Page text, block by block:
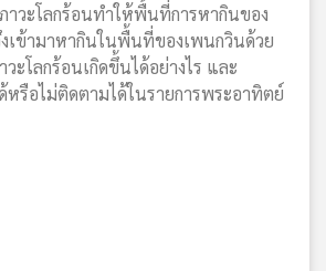
าวะโลกร้อนทำให้พื้นที่การหากินของ
เข้ามาหากินในพื้นที่ของเพนกวินด้วย
ะโลกร้อนเกิดขึ้นได้อย่างไร และ
รือไม่ติดตามได้ในรายการพระอาทิตย์